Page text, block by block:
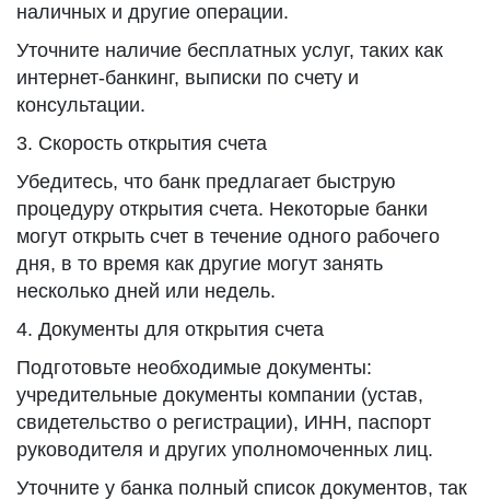
наличных и другие операции.
Уточните наличие бесплатных услуг, таких как
интернет-банкинг, выписки по счету и
консультации.
3. Скорость открытия счета
Убедитесь, что банк предлагает быструю
процедуру открытия счета. Некоторые банки
могут открыть счет в течение одного рабочего
дня, в то время как другие могут занять
несколько дней или недель.
4. Документы для открытия счета
Подготовьте необходимые документы:
учредительные документы компании (устав,
свидетельство о регистрации), ИНН, паспорт
руководителя и других уполномоченных лиц.
Уточните у банка полный список документов, так